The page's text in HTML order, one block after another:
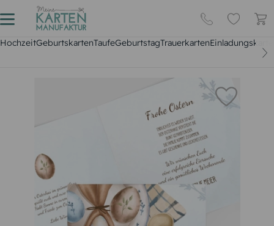
HochzeitGeburtskartenTaufeGeburtstagTrauerkarten